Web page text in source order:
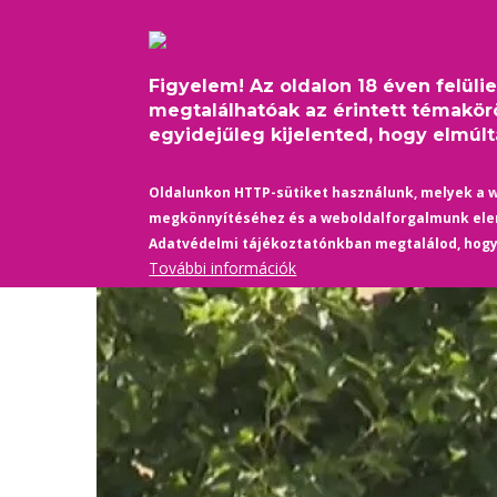
Figyelem! Az oldalon 18 éven
megtalálhatóak az érintett
egyidejűleg kijelented, hogy
Oldalunkon HTTP-sütiket használunk, melyek
megkönnyítéséhez és a weboldalforgalmunk
Adatvédelmi tájékoztatónkban megtalálod,
További információk
USER
MENU
MAIN
NAVIGATION
FŐOLDAL
Morzsa
/ Belföld / Ideiglenes kamerákat szereltek